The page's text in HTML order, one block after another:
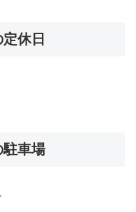
休日
駐車場